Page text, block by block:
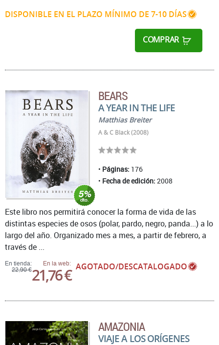
DISPONIBLE EN EL PLAZO MÍNIMO DE 7-10 DÍAS
COMPRAR
BEARS
A YEAR IN THE LIFE
Matthias Breiter
A & C Black (2008)
Páginas: 176
Fecha de edición: 2008
En tienda:
22,90 €
En la web:
21,76 € AGOTADO/DESCATALOGADO
Este libro nos permitirá conocer la forma de vida de las
distintas especies de osos (polar, pardo, negro, panda...) a lo
largo del año. Organizado mes a mes, a partir de febrero, a
través de ...
AMAZONIA
VIAJE A LOS ORÍGENES